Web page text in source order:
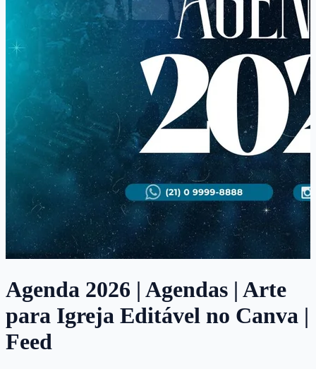
Agenda 2026 | Agendas | Arte
para Igreja Editável no Canva |
Feed